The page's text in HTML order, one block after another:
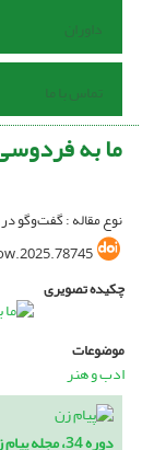
داوران
تماس با ما
ما به
نوع مقاله : گفت‌وگو
چکیده تصویری
موضوعات
ادب و هنر